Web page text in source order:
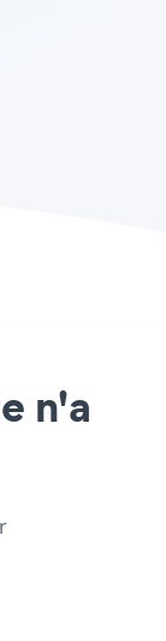
n'a